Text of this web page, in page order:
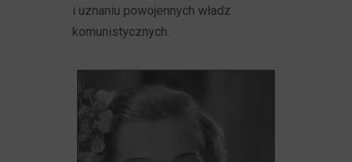
i uznaniu powojennych władz
komunistycznych.